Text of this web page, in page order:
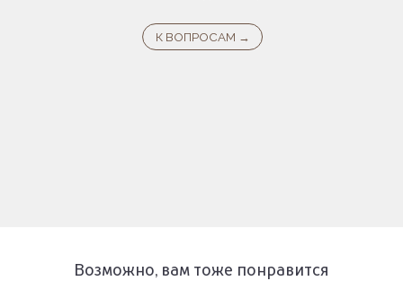
Возможно, вам тоже понравится